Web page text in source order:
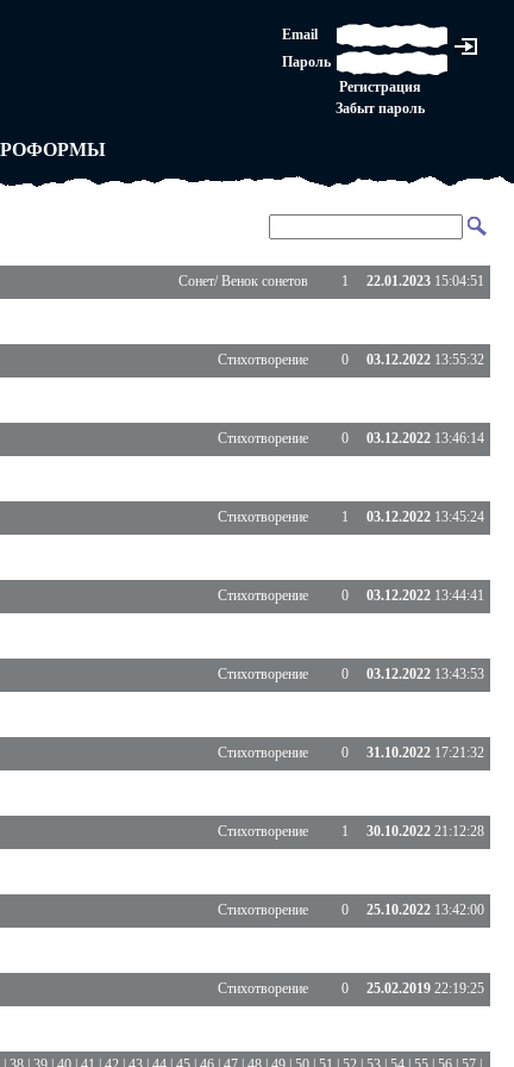
Email
Пароль
Регистрация
Забыт пароль
ПРАВО
Сонет/ Венок сонетов 1 22.01.2023 15:04:51
Стихотворение 0 03.12.2022 13:55:32
Стихотворение 0 03.12.2022 13:46:14
Стихотворение 1 03.12.2022 13:45:24
Стихотворение 0 03.12.2022 13:44:41
Стихотворение 0 03.12.2022 13:43:53
Стихотворение 0 31.10.2022 17:21:32
Стихотворение 1 30.10.2022 21:12:28
Стихотворение 0 25.10.2022 13:42:00
Стихотворение 0 25.02.2019 22:19:25